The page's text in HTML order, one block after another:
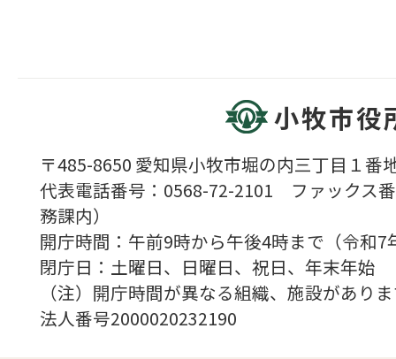
小牧市役
〒485-8650 愛知県小牧市堀の内三丁目１番
代表電話番号：0568-72-2101 ファックス
務課内）
開庁時間：午前9時から午後4時まで（令
閉庁日：土曜日、日曜日、祝日、年末年始
（注）開庁時間が異なる組織、施設があり
法人番号2000020232190